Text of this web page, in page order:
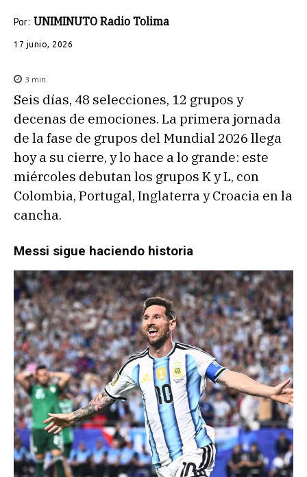
Por: UNIMINUTO Radio Tolima
17 junio, 2026
3 min.
Seis días, 48 selecciones, 12 grupos y
decenas de emociones. La primera jornada
de la fase de grupos del Mundial 2026 llega
hoy a su cierre, y lo hace a lo grande: este
miércoles debutan los grupos K y L, con
Colombia, Portugal, Inglaterra y Croacia en la
cancha.
Messi sigue haciendo historia